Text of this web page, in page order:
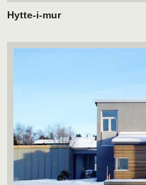
Hytte-i-mur